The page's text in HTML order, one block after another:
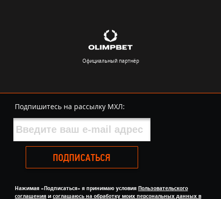
Официальный партнёр
Подпишитесь на рассылку МХЛ:
ПОДПИСАТЬСЯ
Нажимая «Подписаться» я принимаю условия Пользовательского
соглашения и соглашаюсь на обработку моих персональных данных в